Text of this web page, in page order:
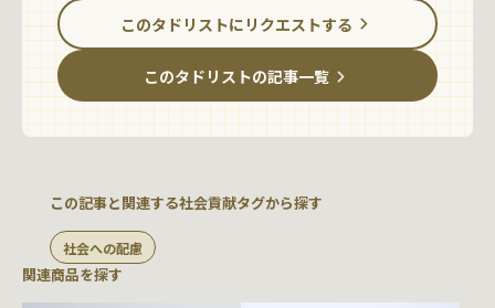
このタドリストにリクエストする
このタドリストの記事一覧
この記事と関連する社会貢献タグから探す
社会への配慮
関連商品を探す